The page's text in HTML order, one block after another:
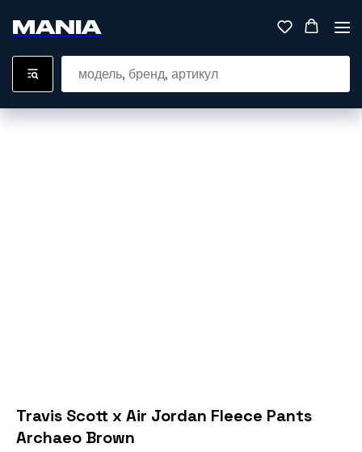
MANIA
Travis Scott x Air Jordan Fleece Pants
Archaeo Brown